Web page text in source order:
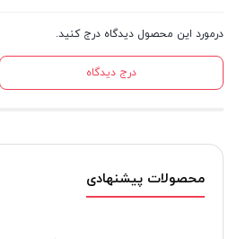
درمورد این محصول دیدگاه درج کنید.
درج دیدگاه
محصولات پیشنهادی